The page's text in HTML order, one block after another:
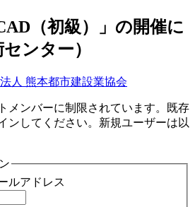
（初級）」の開催に
ンター）
人 熊本都市建設業協会
メンバーに制限されています。既存
ンしてください。新規ユーザーは以
ルアドレス